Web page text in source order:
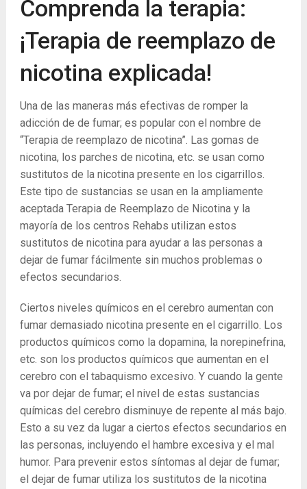
Comprenda la terapia:
¡Terapia de reemplazo de
nicotina explicada!
Una de las maneras más efectivas de romper la
adicción de de fumar; es popular con el nombre de
“Terapia de reemplazo de nicotina”. Las gomas de
nicotina, los parches de nicotina, etc. se usan como
sustitutos de la nicotina presente en los cigarrillos.
Este tipo de sustancias se usan en la ampliamente
aceptada Terapia de Reemplazo de Nicotina y la
mayoría de los centros Rehabs utilizan estos
sustitutos de nicotina para ayudar a las personas a
dejar de fumar fácilmente sin muchos problemas o
efectos secundarios.
Ciertos niveles químicos en el cerebro aumentan con
fumar demasiado nicotina presente en el cigarrillo. Los
productos químicos como la dopamina, la norepinefrina,
etc. son los productos químicos que aumentan en el
cerebro con el tabaquismo excesivo. Y cuando la gente
va por dejar de fumar; el nivel de estas sustancias
químicas del cerebro disminuye de repente al más bajo.
Esto a su vez da lugar a ciertos efectos secundarios en
las personas, incluyendo el hambre excesiva y el mal
humor. Para prevenir estos síntomas al dejar de fumar;
el dejar de fumar utiliza los sustitutos de la nicotina